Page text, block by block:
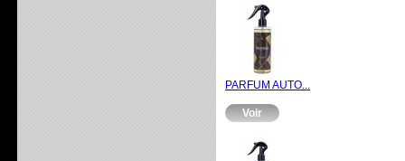
PARFUM AUTO...
Voir